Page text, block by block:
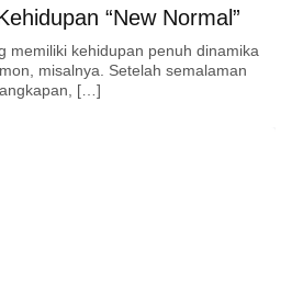
“New Normal”
memiliki kehidupan penuh dinamika
misalnya. Setelah semalaman
[…]